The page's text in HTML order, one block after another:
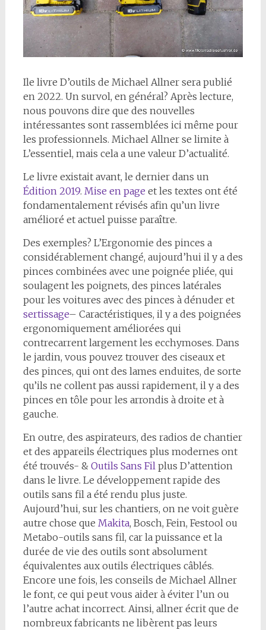
Ile livre D’outils de Michael Allner sera publié
en 2022. Un survol, en général? Après lecture,
nous pouvons dire que des nouvelles
intéressantes sont rassemblées ici même pour
les professionnels. Michael Allner se limite à
L’essentiel, mais cela a une valeur D’actualité.
Le livre existait avant, le dernier dans un
Édition 2019. Mise en page et les textes ont été
fondamentalement révisés afin qu’un livre
amélioré et actuel puisse paraître.
Des exemples? L’Ergonomie des pinces a
considérablement changé, aujourd’hui il y a des
pinces combinées avec une poignée pliée, qui
soulagent les poignets, des pinces latérales
pour les voitures avec des pinces à dénuder et
sertissage– Caractéristiques, il y a des poignées
ergonomiquement améliorées qui
contrecarrent largement les ecchymoses. Dans
le jardin, vous pouvez trouver des ciseaux et
des pinces, qui ont des lames enduites, de sorte
qu’ils ne collent pas aussi rapidement, il y a des
pinces en tôle pour les arrondis à droite et à
gauche.
En outre, des aspirateurs, des radios de chantier
et des appareils électriques plus modernes ont
été trouvés- & Outils Sans Fil plus D’attention
dans le livre. Le développement rapide des
outils sans fil a été rendu plus juste.
Aujourd’hui, sur les chantiers, on ne voit guère
autre chose que Makita, Bosch, Fein, Festool ou
Metabo-outils sans fil, car la puissance et la
durée de vie des outils sont absolument
équivalentes aux outils électriques câblés.
Encore une fois, les conseils de Michael Allner
le font, ce qui peut vous aider à éviter l’un ou
l’autre achat incorrect. Ainsi, allner écrit que de
nombreux fabricants ne libèrent pas leurs